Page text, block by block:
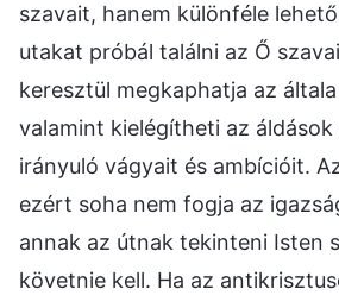
szavait, hanem különféle
utakat próbál találni az Ő
keresztül megkaphatja az
valamint kielégítheti az áldások
irányuló vágyait és ambícióit.
ezért soha nem fogja az
annak az útnak tekinteni Isten
követnie kell. Ha az